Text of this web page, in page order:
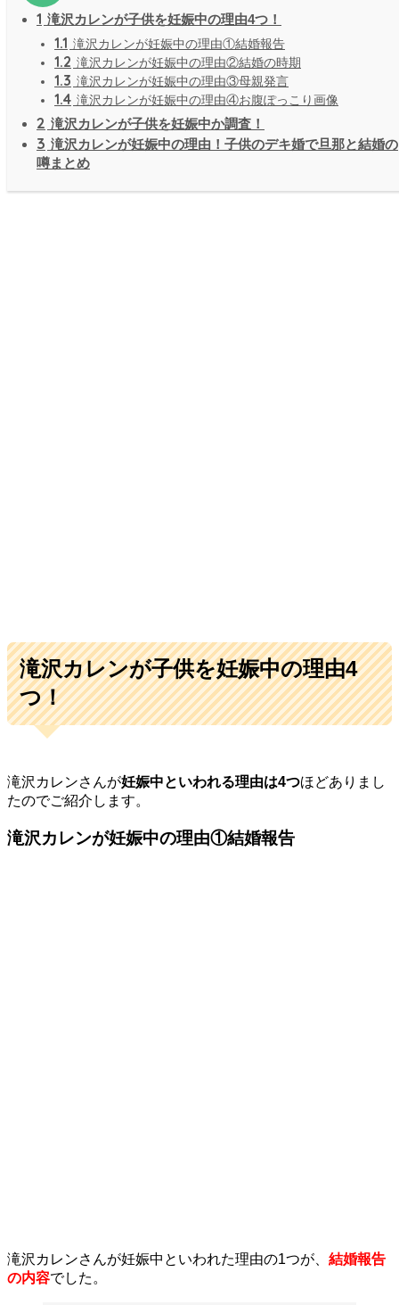
1 滝沢カレンが子供を妊娠中の理由4つ！
1.1 滝沢カレンが妊娠中の理由①結婚報告
1.2 滝沢カレンが妊娠中の理由②結婚の時期
1.3 滝沢カレンが妊娠中の理由③母親発言
1.4 滝沢カレンが妊娠中の理由④お腹ぽっこり画像
2 滝沢カレンが子供を妊娠中か調査！
3 滝沢カレンが妊娠中の理由！子供のデキ婚で旦那と結婚の
噂まとめ
滝沢カレンが子供を妊娠中の理由4
つ！
滝沢カレンさんが妊娠中といわれる理由は4つほどありまし
たのでご紹介します。
滝沢カレンが妊娠中の理由①結婚報告
滝沢カレンさんが妊娠中といわれた理由の1つが、 結婚報告
の内容でした。